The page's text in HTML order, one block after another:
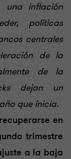
una inflación
políticas
centrales
de la
de la
dejan un
que inicia.
en
trimestre
a la baja